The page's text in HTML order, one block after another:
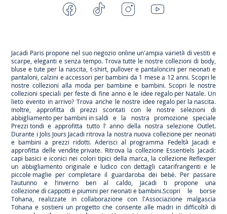
Facebook Tiktok InstagramYoutube
Jacadi Paris propone nel suo negozio online un'ampia varietà di vestiti e
scarpe, eleganti e senza tempo. Trova tutte le nostre collezioni di body,
bluse e tute per la nascita, t-shirt, pullover e pantaloncini per neonati e
pantaloni, calzini e accessori per bambini da 1 mese a 12 anni. Scopri le
nostre collezioni alla moda per bambine e bambini. Scopri le nostre
collezioni speciali per feste di fine anno e le idee regalo per Natale. Un
lieto evento in arrivo? Trova anche le nostre idee regalo per la nascita.
Inoltre, approfitta di prezzi scontati con le nostre selezioni di
abbigliamento per bambini in saldi e la nostra promozione speciale
Prezzi tondi e approfitta tutto l’ anno della nostra selezione Outlet.
Durante i Jolis Jours Jacadi ritrova la nostra nuova collezione per neonati
e bambini a prezzi ridotti. Aderisci al programma Fedeltà Jacadi e
approfitta dellevendite private. Ritrova la collezione Essentiels Jacadi:
capi basici e iconici nei colori tipici della marca, la collezione Reflexper
un abbigliamento originale e ludico con dettagli catarifrangenti e le
piccole maglie per completare il guardaroba dei bebè. Per passare
l’autunno e l’inverno ben al caldo, Jacadi ti propone una
collezione di cappotti e piumini per neonati e bambini.Scopri le borse
Tohana, realizzate in collaborazione con l'Associazione malgascia
Tohana e sostieni un progetto che consente alle madri in difficoltà di